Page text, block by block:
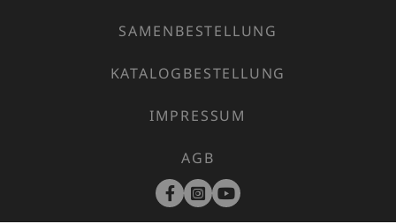
SAMENBESTELLUNG
KATALOGBESTELLUNG
IMPRESSUM
AGB